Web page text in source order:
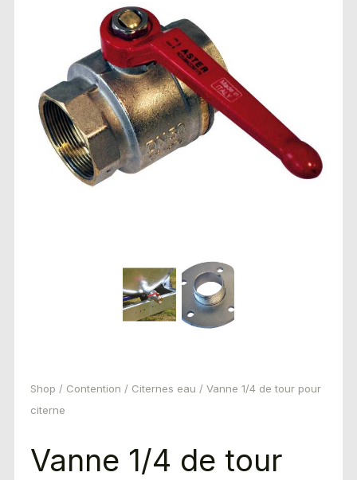
Shop / Contention / Citernes eau / Vanne 1/4 de tour pour
citerne
Vanne 1/4 de tour